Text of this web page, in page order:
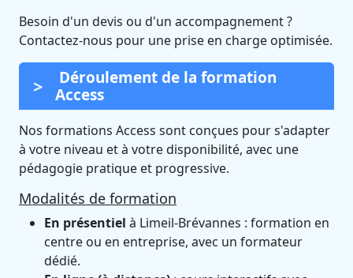
Besoin d'un devis ou d'un accompagnement ?
Contactez-nous pour une prise en charge optimisée.
Déroulement de la formation
Access
Nos formations Access sont conçues pour s'adapter
à votre niveau et à votre disponibilité, avec une
pédagogie pratique et progressive.
Modalités de formation
En présentiel à Limeil-Brévannes : formation en
centre ou en entreprise, avec un formateur
dédié.